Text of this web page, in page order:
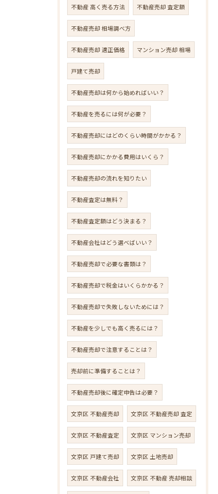
不動産 高く売る方法 不動産売却 査定額
不動産売却 相場調べ方
不動産売却 適正価格 マンション売却 相場
戸建て売却
不動産売却は何から始めればいい？
不動産を売るには何が必要？
不動産売却にはどのくらい時間がかかる？
不動産売却にかかる費用はいくら？
不動産売却の流れを知りたい
不動産査定は無料？
不動産査定額はどう決まる？
不動産会社はどう選べばいい？
不動産売却で必要な書類は？
不動産売却で税金はいくらかかる？
不動産売却で失敗しないためには？
不動産を少しでも高く売るには？
不動産売却で注意することは？
売却前に準備することは？
不動産売却後に確定申告は必要？
文京区 不動産売却 文京区 不動産売却 査定
文京区 不動産査定 文京区 マンション売却
文京区 戸建て売却 文京区 土地売却
文京区 不動産会社 文京区 不動産 売却相談